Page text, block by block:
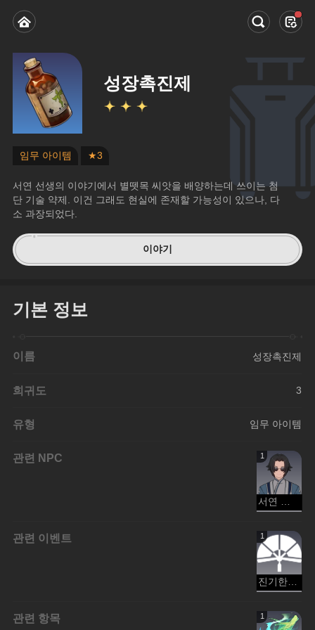
성장촉진제
임무 아이템 ★3
서연 선생의 이야기에서 별뗏목 씨앗을 배양하는데 쓰이는 첨
단 기술 약제. 이건 그래도 현실에 존재할 가능성이 있으나, 다
소 과장되었다.
이야기
기본 정보
이름 성장촉진제
희귀도 3
유형 임무 아이템
관련 NPC 1
서연 선생
관련 이벤트 1
진기한 이야기
관련 항목 1